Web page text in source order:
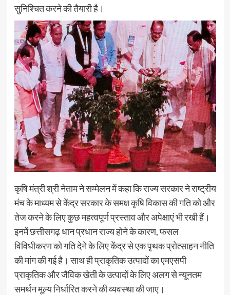
सुनिश्चित करने की तैयारी है।
कृषि मंत्री श्री नेताम ने सम्मेलन में कहा कि राज्य सरकार ने राष्ट्रीय
मंच के माध्यम से केंद्र सरकार के समक्ष कृषि विकास की गति को और
तेज करने के लिए कुछ महत्वपूर्ण प्रस्ताव और अपेक्षाएं भी रखी हैं।
इनमें छत्तीसगढ़ धान प्रधान राज्य होने के कारण, फसल
विविधीकरण को गति देने के लिए केंद्र से एक पृथक प्रोत्साहन नीति
की मांग की गई है। साथ ही प्राकृतिक उत्पादों का एमएसपी
प्राकृतिक और जैविक खेती के उत्पादों के लिए अलग से न्यूनतम
समर्थन मूल्य निर्धारित करने की व्यवस्था की जाए।